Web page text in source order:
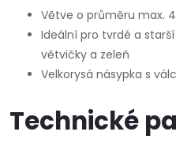
Větve o průměru max.
Ideální pro tvrdé a
větvičky a zeleň
Velkorysá násypka s
Technické